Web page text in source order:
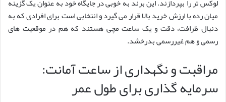
میان رده با ارزش خرید بالا قرار می گیرد و انتخابی است برای افرادی که به
دنبال ظرافت، دقت و یک ساعت مچی هستند که هم در موقعیت های
رسمی و هم غیررسمی بدرخشد.
مراقبت و نگهداری از ساعت آمانت:
سرمایه گذاری برای طول عمر